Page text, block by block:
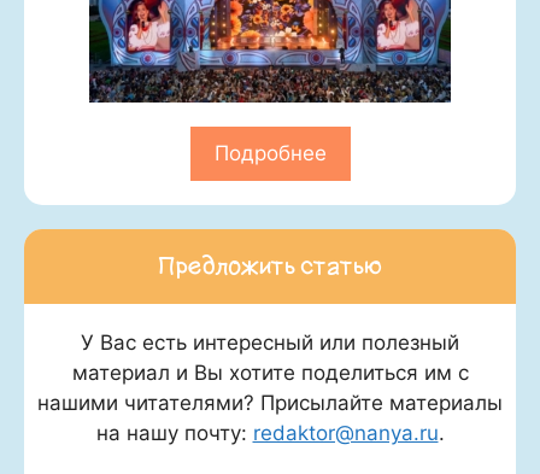
Подробнее
Предложить статью
У Вас есть интересный или полезный
материал и Вы хотите поделиться им с
нашими читателями? Присылайте материалы
на нашу почту: redaktor@nanya.ru.